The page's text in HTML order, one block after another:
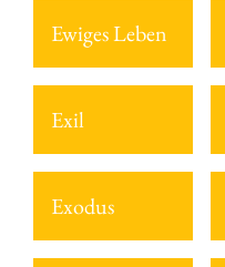
Ewiges Leben
Exil
Exodus